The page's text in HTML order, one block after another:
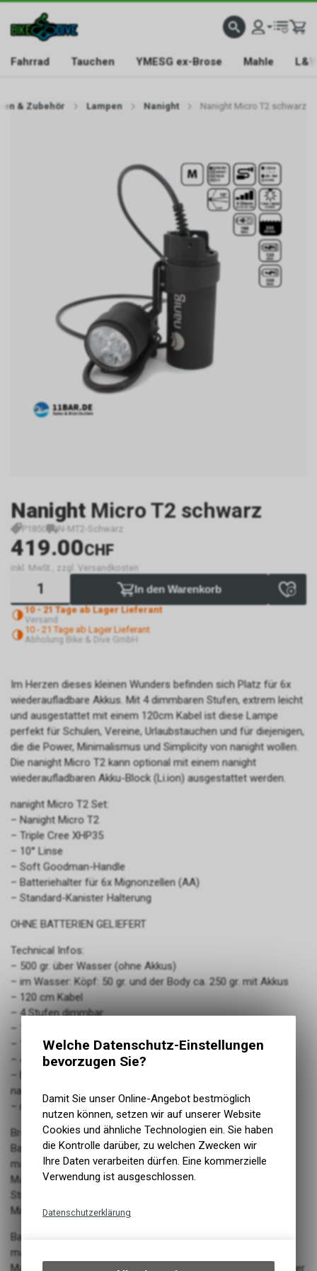
Fahrrad Tauchen YMESG ex-Brose Mahle
& Zubehör Lampen Nanight Nanight Micro T2 schwarz
Nanight Micro T2 schwarz
P1850 N-MT2-Schwarz
419.00CHF
inkl. MwSt., zzgl. Versandkosten
In den Warenkorb
10 - 21 Tage ab Lager Lieferant
Versand
10 - 21 Tage ab Lager Lieferant
Abholung Bike & Dive GmbH
Im Herzen dieses kleinen Wunders befinden sich Platz für 6x
wiederaufladbare Akkus. Mit 4 dimmbaren Stufen, extrem leicht
und ausgestattet mit einem 120cm Kabel ist diese Lampe
perfekt für Schulen, Vereine, Urlaubstauchen und für diejenigen,
die die Power, Minimalismus und Simplicity von nanight wollen.
Die nanight Micro T2 kann optional mit einem nanight
wiederaufladbaren Akku-Block (Li.ion) ausgestattet werden.
nanight Micro T2 Set:
– Nanight Micro T2
– Triple Cree XHP35
– 10° Linse
– Soft Goodman-Handle
– Batteriehalter für 6x Mignonzellen (AA)
– Standard-Kanister Halterung
OHNE BATTERIEN GELIEFERT
Technical Infos:
– 500 gr. über Wasser (ohne Akkus)
– im Wasser: Köpf: 50 gr. und der Body ca. 250 gr. mit Akkus
– 120 cm Kabel
– 4 Stufen dimmbar
– 100 meter
– 1500 Lumen mit 6x Ni-MH Akkus
– 4000 Lumen mit 1x nanight Li-ion Akku Block
– Empholene Batterie: 6x wiederaufladbare Ni-MH(AA) oder
nanight Li-ion Akku Block
– max 17V
Brenndauer Beispiele
Batterie Typ: 6x 2300 mAh – Ni-MH wiederaufladbare Akkus
max Leistung: 1500 Lumen
Max Power: 3 Stunden (1 Std. voll und Rest mit reduzierter
Stufe)
Min. Power: 9 Stunden
Batterie Typ: 1x Wiederaufladbar nanight Li-ion Akku Block
max Leistung: 4000 Lumen
Max. Power: ca. 2 Stunden (50 min. voll und Rest mit reduzierter
Welche Datenschutz-Einstellungen
bevorzugen Sie?
Damit Sie unser Online-Angebot bestmöglich
nutzen können, setzen wir auf unserer Website
Cookies und ähnliche Technologien ein. Sie haben
die Kontrolle darüber, zu welchen Zwecken wir
Ihre Daten verarbeiten dürfen. Eine kommerzielle
Verwendung ist ausgeschlossen.
Datenschutzerklärung